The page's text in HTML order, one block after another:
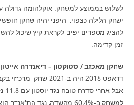
לשלוש בממוצע למשחק. אוקלהומה גדולה
ישחק הלילה כצפוי, והיפני יהיה שחקן
להציג מספרים יפים לקראת קיץ שיכול
זמן קדימה.
שחקן מאכזב / סטוקטון – דיאנדרה אייטון